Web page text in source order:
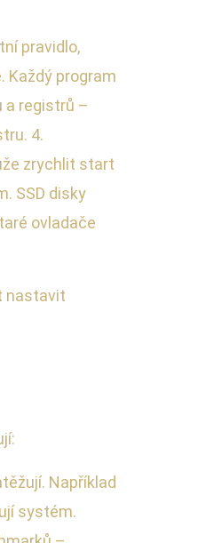
pravidlo,
Každý program
a registrů –
4.
zrychlit start
SSD disky
ovladače
nastavit
Například
systém.